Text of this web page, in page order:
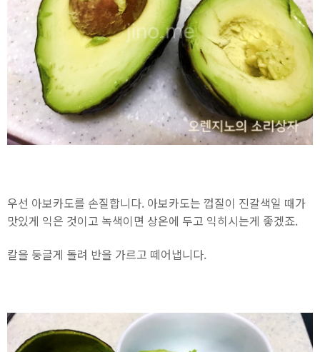
우선 아보카도를 손질합니다. 아보카도는 껍질이 진갈색일 때가
맛있게 익은 것이고 녹색이면 상온에 두고 익히시는게 좋겠죠.
칼을 둥글게 돌려 반을 가르고 떼어냅니다.